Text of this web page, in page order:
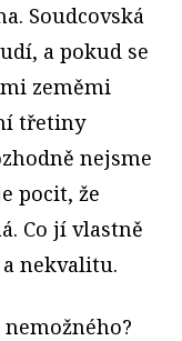
Soudcovská
a pokud se
zeměmi
třetiny
nejsme
pocit, že
Co jí vlastně
nekvalitu.